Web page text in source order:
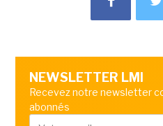
NEWSLETTER LMI
Recevez notre newsletter
abonnés